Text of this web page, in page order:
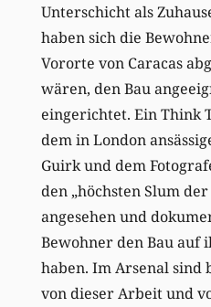
Unterschicht als
haben sich die
Vororte von Caracas
wären, den Bau
eingerichtet. Ein Think
dem in London
Guirk und dem
den „höchsten Slum
angesehen und
Bewohner den Bau
haben. Im Arsenal
von dieser Arbeit und